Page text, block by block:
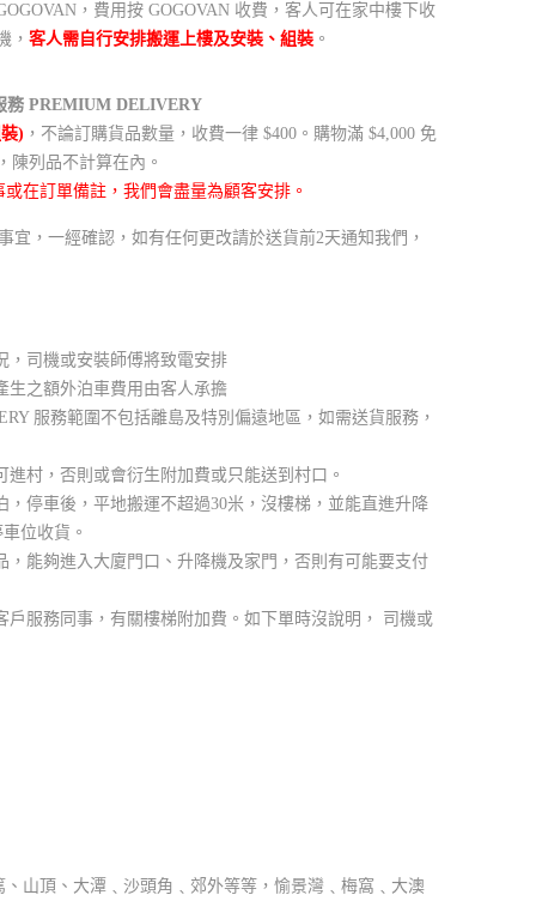
，費用按 GOGOVAN 收費，客人可在家中樓下收
，客人需自行安排搬運上樓及安裝、組裝 。
務 PREMIUM DELIVERY
) ，不論訂購貨品數量，收費一律 $400。購物滿 $4,000 免
陳列品不計算在內。
在訂單備註，我們會盡量為顧客安排。
宜，一經確認，如有任何更改請於送貨前2天通知我們，
，司機或安裝師傅將致電安排
生之額外泊車費用由客人承擔
服務範圍不包括離島及特別偏遠地區，如需送貨服務，
村，否則或會衍生附加費或只能送到村口。
，停車後，平地搬運不超過30米，沒樓梯，並能直進升降
位收貨。
，能夠進入大廈門口、升降機及家門，否則有可能要支付
戶服務同事，有關樓梯附加費。如下單時沒說明， 司機或
山頂、大潭﹑沙頭角﹑郊外等等，愉景灣﹑梅窩﹑大澳